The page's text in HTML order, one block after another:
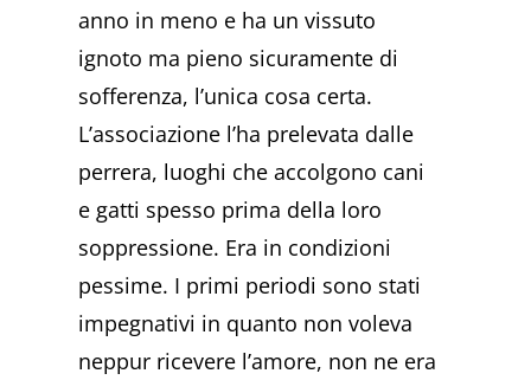
anno in meno e ha un vissuto
ignoto ma pieno sicuramente di
sofferenza, l’unica cosa certa.
L’associazione l’ha prelevata dalle
perrera, luoghi che accolgono cani
e gatti spesso prima della loro
soppressione. Era in condizioni
pessime. I primi periodi sono stati
impegnativi in quanto non voleva
neppur ricevere l’amore, non ne era